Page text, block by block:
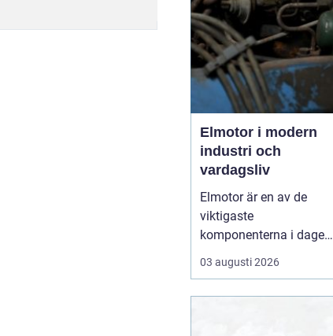
skiftande väder som
Växjö blir valet av
material, utförande05
augusti 2026
Elmotor i modern
industri och
vardagsliv
Elmotor är en av de
viktigaste
komponenterna i dagens
samhälle, från små
hushållsapparater till
03 augusti 2026